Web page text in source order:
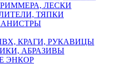
ЛЕСКИ
ТЯПКИ
КРАГИ, РУКАВИЦЫ
АБРАЗИВЫ
ЭНКОР